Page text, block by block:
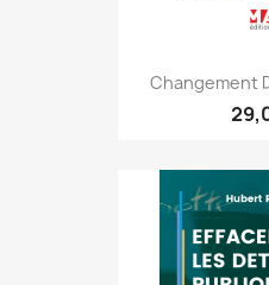
Changement